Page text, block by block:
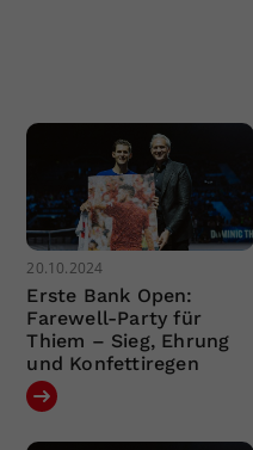
20.10.2024
Erste Bank Open:
Farewell-Party für
Thiem – Sieg, Ehrung
und Konfettiregen